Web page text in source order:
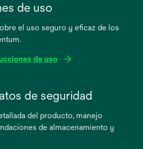
de uso
el uso seguro y eficaz de los
de uso
de seguridad
del producto, manejo
de almacenamiento y